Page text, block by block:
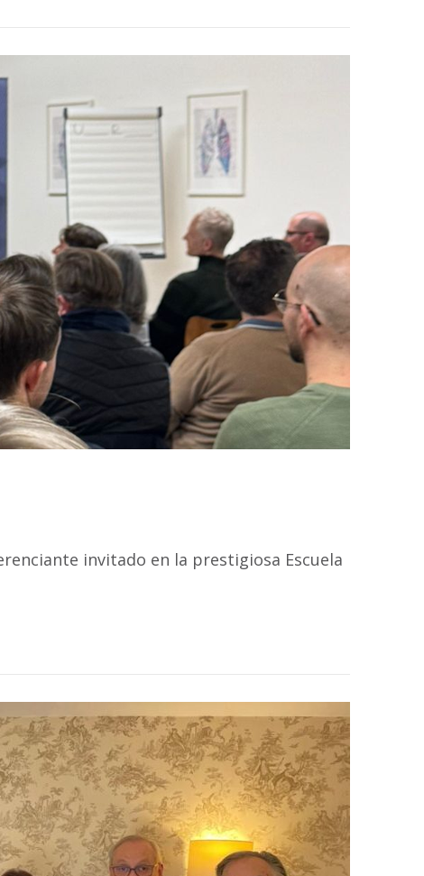
invitado en la prestigiosa Escuela